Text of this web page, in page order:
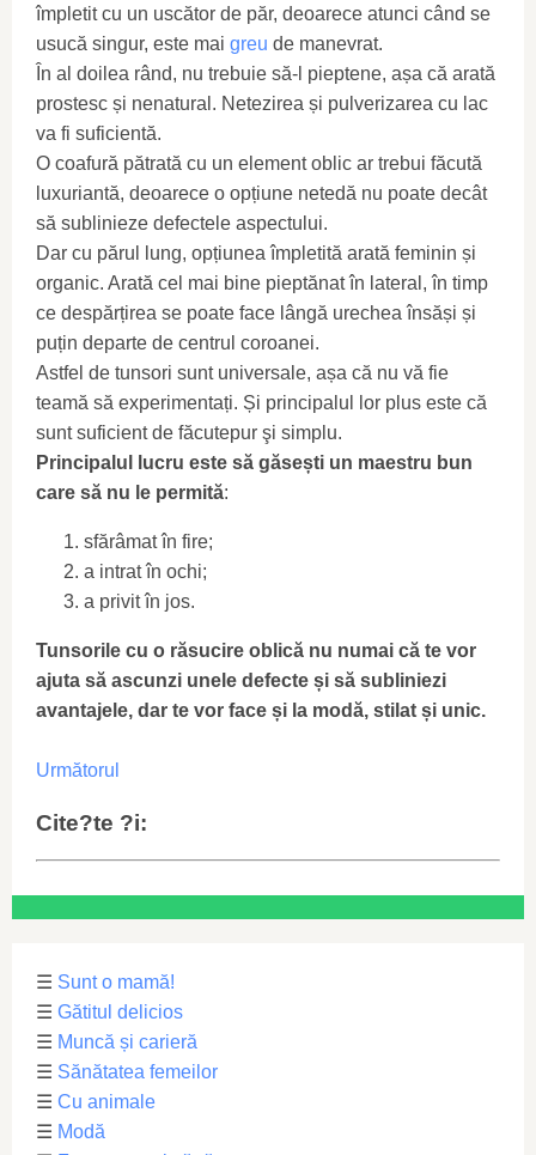
împletit cu un uscător de păr, deoarece atunci când se
usucă singur, este mai greu de manevrat.
În al doilea rând, nu trebuie să-l pieptene, așa că arată
prostesc și nenatural. Netezirea și pulverizarea cu lac
va fi suficientă.
O coafură pătrată cu un element oblic ar trebui făcută
luxuriantă, deoarece o opțiune netedă nu poate decât
să sublinieze defectele aspectului.
Dar cu părul lung, opțiunea împletită arată feminin și
organic. Arată cel mai bine pieptănat în lateral, în timp
ce despărțirea se poate face lângă urechea însăși și
puțin departe de centrul coroanei.
Astfel de tunsori sunt universale, așa că nu vă fie
teamă să experimentați. Și principalul lor plus este că
sunt suficient de făcutepur şi simplu.
Principalul lucru este să găsești un maestru bun
care să nu le permită:
sfărâmat în fire;
a intrat în ochi;
a privit în jos.
Tunsorile cu o răsucire oblică nu numai că te vor
ajuta să ascunzi unele defecte și să subliniezi
avantajele, dar te vor face și la modă, stilat și unic.
Următorul
Cite?te ?i:
☰ Sunt o mamă!
☰ Gătitul delicios
☰ Muncă și carieră
☰ Sănătatea femeilor
☰ Cu animale
☰ Modă